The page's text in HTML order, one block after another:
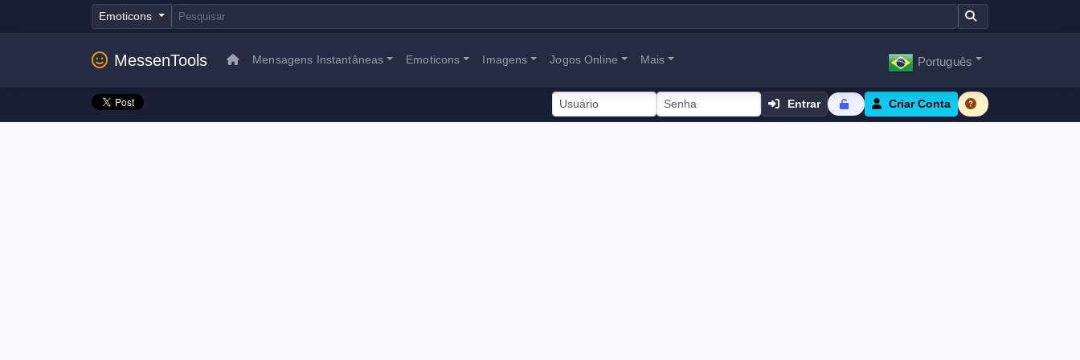
Emoticons
MessenTools Mensagens Instantâneas Emoticons Imagens Jogos Online Mais Português
Entrar Criar Conta